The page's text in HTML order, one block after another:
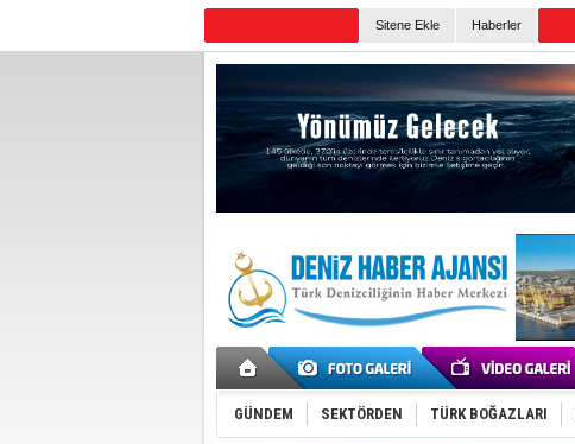
Sitene Ekle Haberler
GÜNDEM SEKTÖRDEN TÜRK BOĞAZLARI